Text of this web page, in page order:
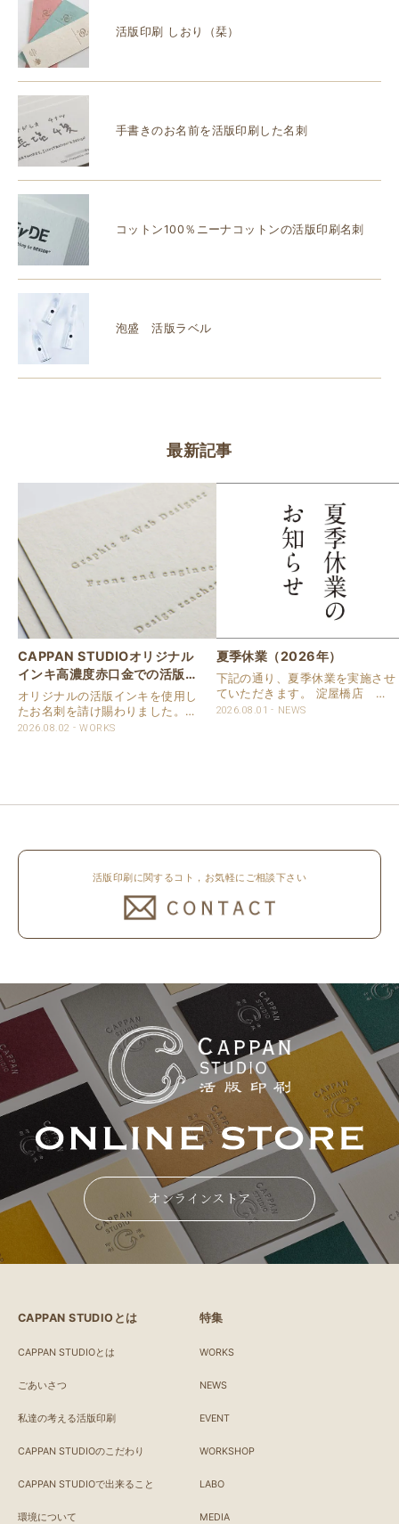
活版印刷 しおり（栞）
手書きのお名前を活版印刷した名刺
コットン100％ニーナコットンの活版印刷名刺
泡盛 活版ラベル
最新記事
CAPPAN STUDIOオリジナル
インキ高濃度赤口金での活版名
刺
オリジナルの活版インキを使用し
たお名刺を請け賜わりました。
用紙は新バフン紙Nのきぬを使用
2026.08.02 WORKS
夏季休業（2026年）
下記の通り、夏季休業を実施させ
ていただきます。 淀屋橋店 通
常営業いたします。 奈良店 8月
2026.08.01 NEWS
活版印刷に関するコト，お気軽にご相談下さい
オンラインストア
CAPPAN STUDIOとは
CAPPAN STUDIOとは
ごあいさつ
私達の考える活版印刷
CAPPAN STUDIOのこだわり
CAPPAN STUDIOで出来ること
環境について
特集
WORKS
NEWS
EVENT
WORKSHOP
LABO
MEDIA